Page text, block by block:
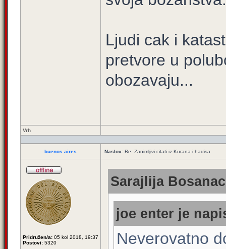
Ljudi cak i
pretvore u
obozavaju...
Vrh
buenos aires Naslov: Re: Zanimljivi citati iz Kurana i hadisa
Pridružen/a: 05 kol 2018, 19:37
Postovi: 5320
Sarajlija
joe enter je
Neverovatno